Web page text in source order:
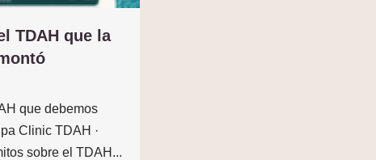
TDAH que la
que debemos
Clinic TDAH ·
sobre el TDAH...